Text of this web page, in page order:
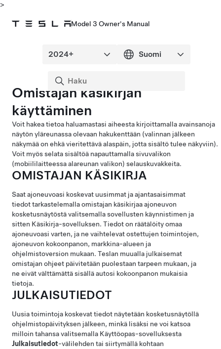
>
Model 3 Owner's Manual
Omistajan käsikirjan
käyttäminen
Voit hakea tietoa haluamastasi aiheesta kirjoittamalla avainsanoja
näytön yläreunassa olevaan hakukenttään (valinnan jälkeen
näkymää on ehkä vieritettävä alaspäin, jotta sisältö tulee näkyviin).
Voit myös selata sisältöä napauttamalla sivuvalikon
(mobiililaitteessa alareunan valikon) selauskuvakkeita.
OMISTAJAN KÄSIKIRJA
Saat ajoneuvoasi koskevat uusimmat ja ajantasaisimmat
tiedot tarkastelemalla omistajan käsikirjaa ajoneuvon
kosketusnäytöstä valitsemalla sovellusten käynnistimen ja
sitten Käsikirja-sovelluksen. Tiedot on räätälöity omaa
ajoneuvoasi varten, ja ne vaihtelevat ostettujen toimintojen,
ajoneuvon kokoonpanon, markkina-alueen ja
ohjelmistoversion mukaan. Teslan muualla julkaisemat
omistajan ohjeet päivitetään puolestaan tarpeen mukaan, ja
ne eivät välttämättä sisällä autosi kokoonpanon mukaisia
tietoja.
JULKAISUTIEDOT
Uusia toimintoja koskevat tiedot näytetään kosketusnäytöllä
ohjelmistopäivityksen jälkeen, minkä lisäksi ne voi katsoa
milloin tahansa valitsemalla Käyttöopas-sovelluksesta
Julkaisutiedot-välilehden tai siirtymällä kohtaan